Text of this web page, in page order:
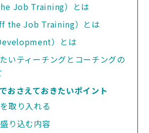
Job Training）とは
the Job Training）とは
）とは
いティーチングとコーチングの
おさえておきたいポイント
取り入れる
り込む内容